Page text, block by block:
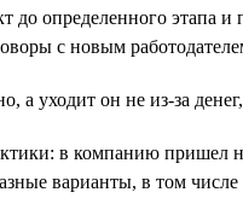
до определенного
с новым
а уходит он не из-за
в компанию пришел
варианты, в том